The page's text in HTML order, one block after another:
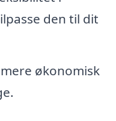
den til dit
økonomisk